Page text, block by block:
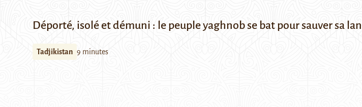
Déporté, isolé et démuni : le peuple yaghnob se bat pour sauver sa
Tadjikistan 9 minutes